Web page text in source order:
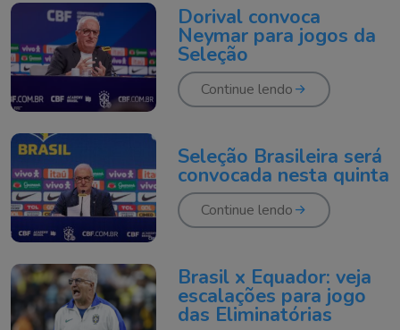
Dorival convoca
Neymar para jogos da
Seleção
Continue lendo
Seleção Brasileira será
convocada nesta quinta
Continue lendo
Brasil x Equador: veja
escalações para jogo
das Eliminatórias